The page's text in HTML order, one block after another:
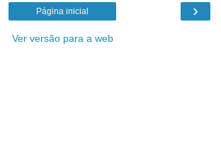
›
Página inicial
Ver versão para a web